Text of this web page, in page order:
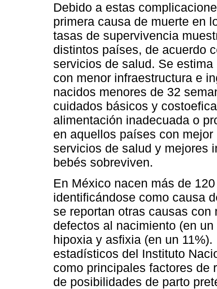
Debido a estas
primera causa de muerte en
tasas de supervivencia
distintos países, de acuerdo
servicios de salud. Se
con menor infraestructura e
nacidos menores de 32
cuidados básicos y
alimentación inadecuada o
en aquellos países con
servicios de salud y mejores
bebés sobreviven.
En México nacen más de
identificándose como causa
se reportan otras causas
defectos al nacimiento (en
hipoxia y asfixia (en un
estadísticos del Instituto
como principales factores de
de posibilidades de parto